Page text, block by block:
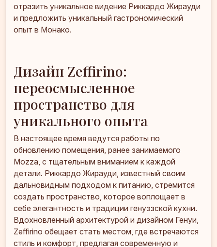
отразить уникальное видение Риккардо Жирауди
и предложить уникальный гастрономический
опыт в Монако.
Дизайн Zeffirino:
переосмысленное
пространство для
уникального опыта
В настоящее время ведутся работы по
обновлению помещения, ранее занимаемого
Mozza, с тщательным вниманием к каждой
детали. Риккардо Жирауди, известный своим
дальновидным подходом к питанию, стремится
создать пространство, которое воплощает в
себе элегантность и традиции генуэзской кухни.
Вдохновленный архитектурой и дизайном Генуи,
Zeffirino обещает стать местом, где встречаются
стиль и комфорт, предлагая современную и